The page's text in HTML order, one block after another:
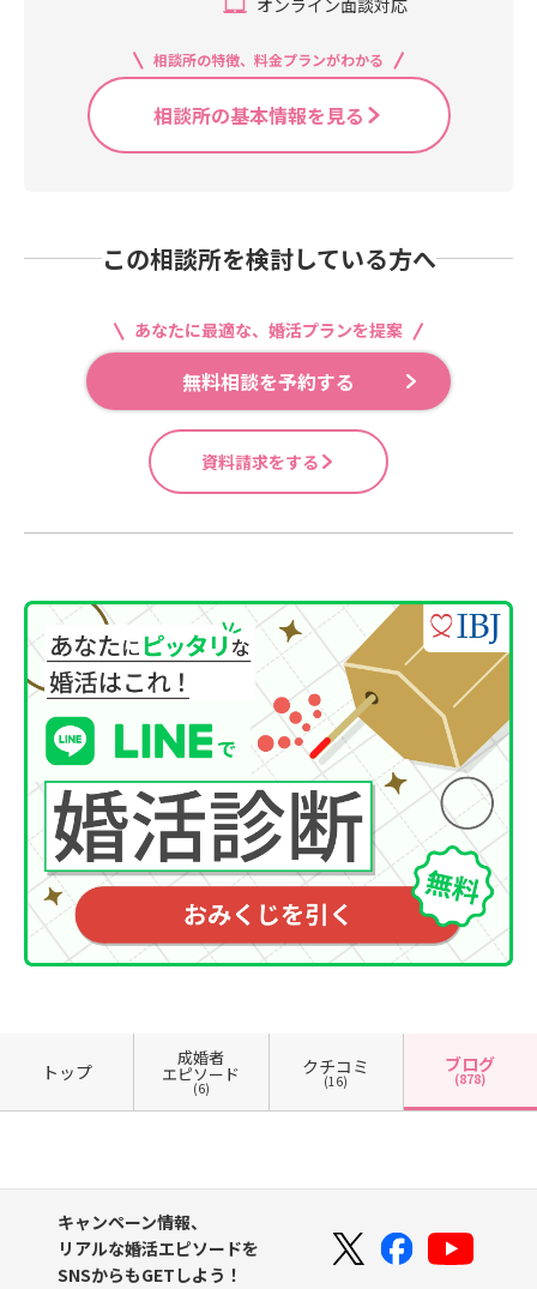
相談所の特徴、料金プランがわかる
相談所の基本情報を見る
この相談所を検討している方へ
あなたに最適な、婚活プランを提案
無料相談を予約する
資料請求をする
トップ
成婚者
エピソード
(6)
クチコミ
(16)
ブログ
(878)
キャンペーン情報、
リアルな婚活エピソードを
SNSからもGETしよう！